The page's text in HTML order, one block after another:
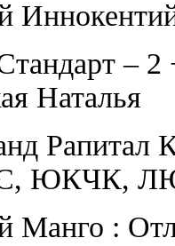
–
Наталья
Рапитал
ЮКЧК,
Манго :